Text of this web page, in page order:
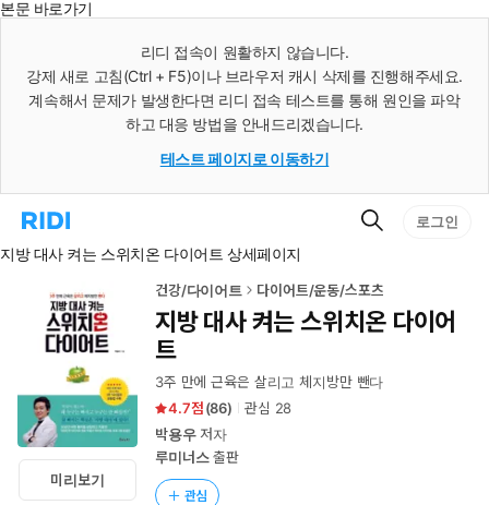
본문 바로가기
리디 접속이 원활하지 않습니다.
강제 새로 고침(Ctrl + F5)이나 브라우저 캐시 삭제를 진행해주세요.
계속해서 문제가 발생한다면 리디 접속 테스트를 통해 원인을 파악
하고 대응 방법을 안내드리겠습니다.
테스트 페이지로 이동하기
리
홈
검
로그인
지방 대사 켜는 스위치온 다이어트 상세페이지
미리보기
건강/다이어트 다이어트/운동/스포츠
지방 대사 켜는 스위치온 다이어
트
3주 만에 근육은 살리고 체지방만 뺀다
4.7
(86) 관심 28
박용우저자
루미너스출판
관심